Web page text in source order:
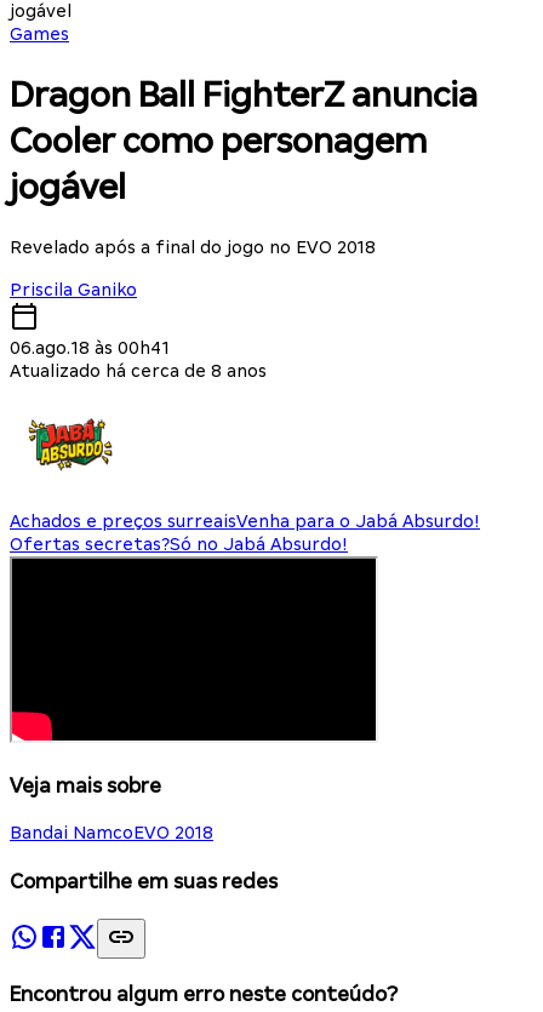
jogável
Games
Dragon Ball FighterZ anuncia
Cooler como personagem
jogável
Revelado após a final do jogo no EVO 2018
Priscila Ganiko
06.ago.18 às 00h41
Atualizado há cerca de 8 anos
Achados e preços surreaisVenha para o Jabá Absurdo!
Ofertas secretas?Só no Jabá Absurdo!
Veja mais sobre
Bandai NamcoEVO 2018
Compartilhe em suas redes
Encontrou algum erro neste conteúdo?